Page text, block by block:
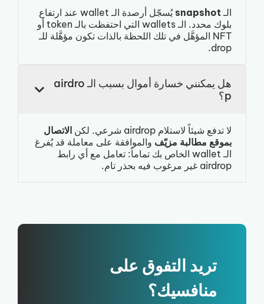
الـsnapshot
يُسجّل أرصدة الـ wallet عند ارتفاع
بلوك محدد. الـ wallets التي احتفظت بالـ token أو
NFT المؤهَّل في تلك اللحظة بالذات تكون مؤهَّلة للـ
drop.
هل يمكنني خسارة أموال بسبب الـ airdro
p؟
لا تدفع شيئاً لاستلام airdrop شرعي. لكن
الاتصال
بموقع مطالبة مزيّف والموافقة على معاملة قد يُفرغ
الـ wallet الخاص بك تماماً: تعامل مع أي رابط
airdrop غير مرغوب فيه بحذر تام.
تريد التفوق على
منافسيك؟